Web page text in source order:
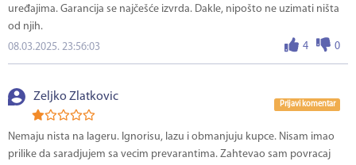
uređajima. Garancija se najčešće izvrda. Dakle, nipošto ne uzimati ništa
od njih.
4
0
08.03.2025. 23:56:03
Zeljko Zlatkovic
Prijavi komentar
Nemaju nista na lageru. Ignorisu, lazu i obmanjuju kupce. Nisam imao
prilike da saradjujem sa vecim prevarantima. Zahtevao sam povracaj